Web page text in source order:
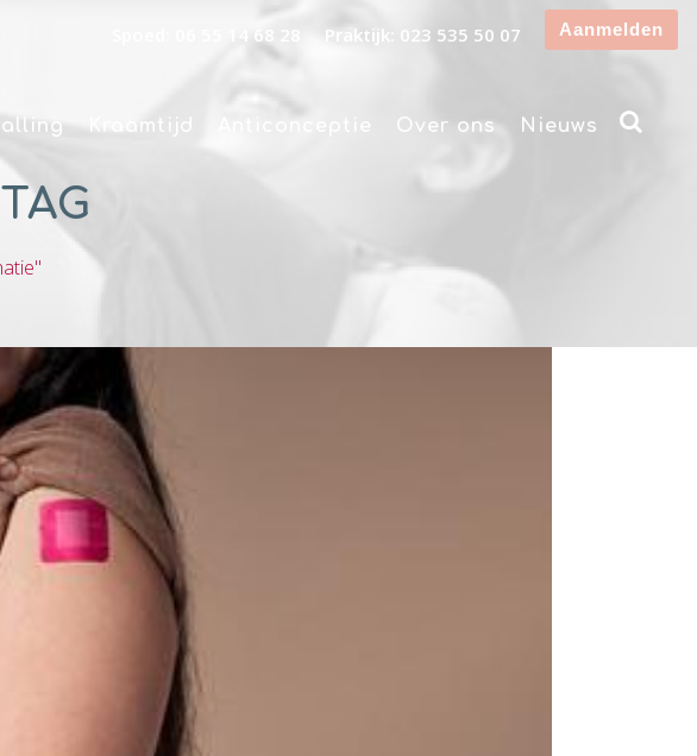
Spoed: 06 55 14 68 28 Praktijk: 023 535 50 07 Aanmelden
Kraamtijd Anticonceptie Over ons Nieuws